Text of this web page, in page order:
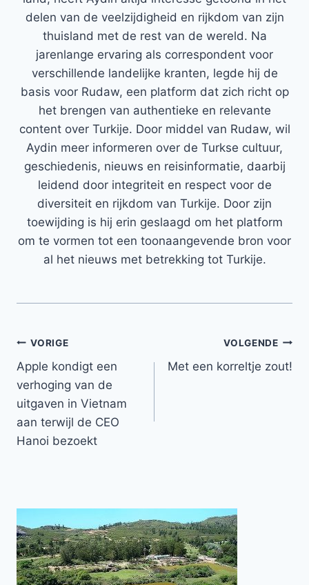
delen van de veelzijdigheid en rijkdom van zijn
thuisland met de rest van de wereld. Na
jarenlange ervaring als correspondent voor
verschillende landelijke kranten, legde hij de
basis voor Rudaw, een platform dat zich richt op
het brengen van authentieke en relevante
content over Turkije. Door middel van Rudaw, wil
Aydin meer informeren over de Turkse cultuur,
geschiedenis, nieuws en reisinformatie, daarbij
leidend door integriteit en respect voor de
diversiteit en rijkdom van Turkije. Door zijn
toewijding is hij erin geslaagd om het platform
om te vormen tot een toonaangevende bron voor
al het nieuws met betrekking tot Turkije.
Bericht
navigatie
VORIGE
Apple kondigt een
verhoging van de
uitgaven in Vietnam
aan terwijl de CEO
Hanoi bezoekt
VOLGENDE
Met een korreltje zout!